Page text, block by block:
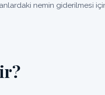
nemin giderilmesi